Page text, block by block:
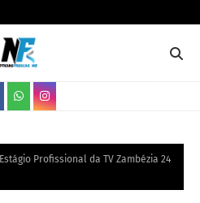
Profissional da TV Zambézia 24